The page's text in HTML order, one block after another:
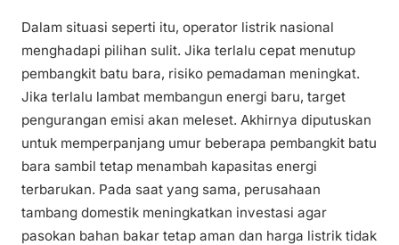
Dalam situasi seperti itu, operator listrik nasional
menghadapi pilihan sulit. Jika terlalu cepat menutup
pembangkit batu bara, risiko pemadaman meningkat.
Jika terlalu lambat membangun energi baru, target
pengurangan emisi akan meleset. Akhirnya diputuskan
untuk memperpanjang umur beberapa pembangkit batu
bara sambil tetap menambah kapasitas energi
terbarukan. Pada saat yang sama, perusahaan
tambang domestik meningkatkan investasi agar
pasokan bahan bakar tetap aman dan harga listrik tidak